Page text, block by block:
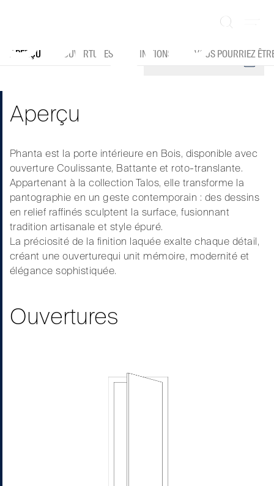
Phanta. L’élégance de la mémoire qui prend
APERÇU OUVERTURES FINITIONS VOUS POURRIEZ
Aperçu
Phanta est la porte intérieure en Bois, disponible avec
ouverture Coulissante, Battante et roto-translante.
Appartenant à la collection Talos, elle transforme la
pantographie en un geste contemporain : des dessins
en relief raffinés sculptent la surface, fusionnant
tradition artisanale et style épuré.
La préciosité de la finition laquée exalte chaque détail,
créant une ouverturequi unit mémoire, modernité et
élégance sophistiquée.
Ouvertures